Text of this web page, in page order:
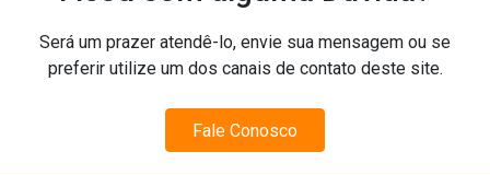
Será um prazer atendê-lo, envie sua mensagem ou se
preferir utilize um dos canais de contato deste site.
Fale Conosco